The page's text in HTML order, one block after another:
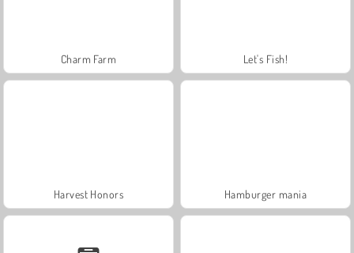
Charm Farm Let's Fish!
Harvest Honors Hamburger mania